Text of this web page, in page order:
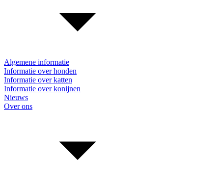
Algemene informatie
Informatie over honden
Informatie over katten
Informatie over konijnen
Nieuws
Over ons